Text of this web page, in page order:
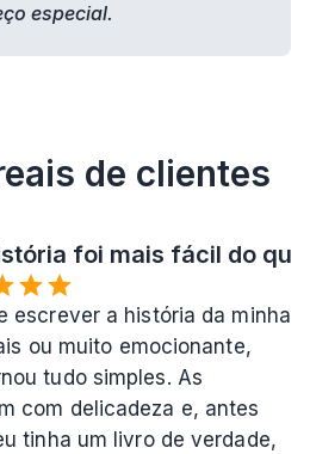
especial.
de clientes
foi mais fácil do
escrever a história da minha
ou muito emocionante,
tudo simples. As
com delicadeza e, antes
tinha um livro de verdade,